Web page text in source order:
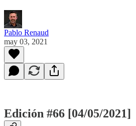
Pablo Renaud
may 03, 2021
Edición #66 [04/05/2021]